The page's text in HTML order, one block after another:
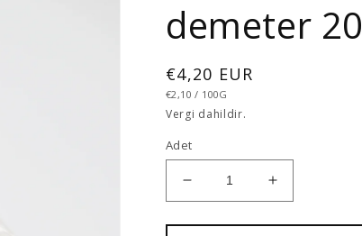
demeter
Normal
fiyat
€4,20 EUR
BIRIM
€2,10 / /
100G
Vergi dahildir.
Adet
demeter
200g
demeter
200g